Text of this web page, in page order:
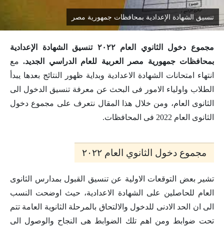
تنسيق الشهادة الإعدادية بمحافظات جمهورية مصر
مجموع دخول الثانوي العام ٢٠٢٢ تنسيق الشهادة الإعدادية
بمحافظات جمهورية مصر العربية للعام الدراسي الجديد. مع
انتهاء امتحانات الشهادة الاعدادية وبداية ظهور النتائج بعدها يبدأ
الطلاب واولياء الامور فى البحث عن معرفة تنسيق الدخول الى
الثانوى العام، ومن خلال هذا المقال نتعرف على مجموع دخول
الثانوى العام 2022 فى المحافظات.
مجموع دخول الثانوي العام ٢٠٢٢
تشير بعض التوقعات الاولية عن تنسيق القبول بمدارس الثانوى
العام للحاصلين على الشهادة الاعدادية، حيث اوضحت النسب
الى ان الحد الادنى للدخول والالتحاق بالمرحلة الثانوية العامة تتم
تحت ضوابط ومن اهم تلك الضوابط هى النجاح والوصول الى